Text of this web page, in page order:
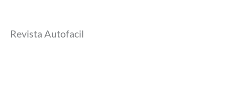
Revista Autofacil